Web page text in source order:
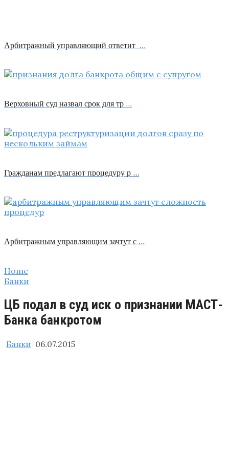
Арбитражный управляющий ответит …
Верховный суд назвал срок для тр …
Гражданам предлагают процедуру р …
Арбитражным управляющим зачтут с …
Home
Банки
ЦБ подал в суд иск о признании МАСТ-
Банка​ банкротом
Банки 06.07.2015